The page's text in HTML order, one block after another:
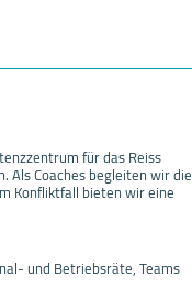
für das Reiss
Als Coaches begleiten wir die
Konfliktfall bieten wir eine
und Betriebsräte, Teams